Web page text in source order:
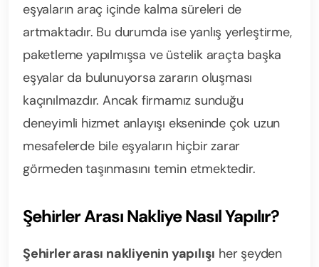
eşyaların araç içinde kalma süreleri de
artmaktadır. Bu durumda ise yanlış yerleştirme,
paketleme yapılmışsa ve üstelik araçta başka
eşyalar da bulunuyorsa zararın oluşması
kaçınılmazdır. Ancak firmamız sunduğu
deneyimli hizmet anlayışı ekseninde çok uzun
mesafelerde bile eşyaların hiçbir zarar
görmeden taşınmasını temin etmektedir.
Şehirler Arası Nakliye Nasıl Yapılır?
Şehirler arası nakliyenin yapılışı her şeyden